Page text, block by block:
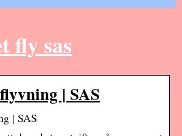
fly sas
| SAS
| SAS